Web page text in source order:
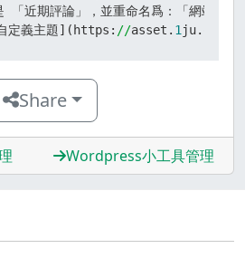
近期評論」，並重命名爲：「網站最近
定義主題](https: //asset. 1 ju.org
Share
Wordpress小工具管理